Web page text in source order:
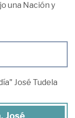
una Nación y
José Tudela
José